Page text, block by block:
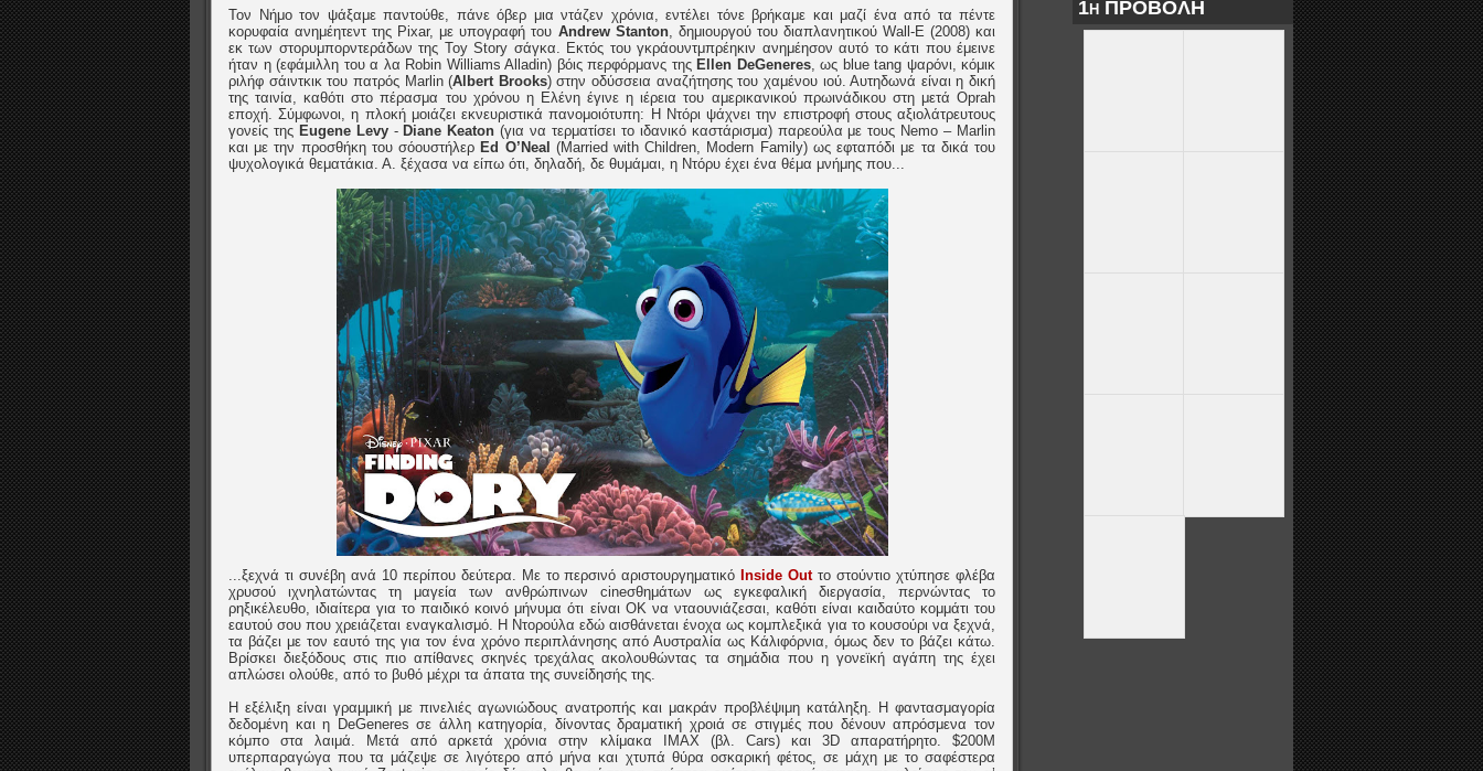
Τον Νήμο τον ψάξαμε παντούθε, πάνε όβερ μια ντάζεν χρόνια, εντέλει τόνε βρήκαμε και μαζί ένα από τα πέντε
κορυφαία ανημέητεντ της Pixar, με υπογραφή του Andrew Stanton, δημιουργού του διαπλανητικού Wall-E (2008) και
εκ των στορυμπορντεράδων της Toy Story σάγκα. Εκτός του γκράουντμπρέηκιν ανημέησον αυτό το κάτι που έμεινε
ήταν η (εφάμιλλη του α λα Robin Williams Alladin) βόις περφόρμανς της Ellen DeGeneres, ως blue tang ψαρόνι, κόμικ
ριλήφ σάιντκικ του πατρός Marlin (Albert Brooks) στην οδύσσεια αναζήτησης του χαμένου ιού. Αυτηδωνά είναι η δική
της ταινία, καθότι στο πέρασμα του χρόνου η Ελένη έγινε η ιέρεια του αμερικανικού πρωινάδικου στη μετά Oprah
εποχή. Σύμφωνοι, η πλοκή μοιάζει εκνευριστικά πανομοιότυπη: H Ντόρι ψάχνει την επιστροφή στους αξιολάτρευτους
γονείς της Eugene Levy- Diane Keaton (για να τερματίσει το ιδανικό καστάρισμα) παρεούλα με τους Nemo – Marlin
και με την προσθήκη του σόουστήλερ Ed O’Neal (Married with Children, Modern Family) ως εφταπόδι με τα δικά του
ψυχολογικά θεματάκια. Α. ξέχασα να είπω ότι, δηλαδή, δε θυμάμαι, η Ντόρυ έχει ένα θέμα μνήμης που...
...ξεχνά τι συνέβη ανά 10 περίπου δεύτερα. Με το περσινό αριστουργηματικό Inside Outτο στούντιο χτύπησε φλέβα
χρυσού ιχνηλατώντας τη μαγεία των ανθρώπινων cineσθημάτων ως εγκεφαλική διεργασία, περνώντας το
ρηξικέλευθο, ιδιαίτερα για το παιδικό κοινό μήνυμα ότι είναι ΟΚ να νταουνιάζεσαι, καθότι είναι καιδαύτο κομμάτι του
εαυτού σου που χρειάζεται εναγκαλισμό. Η Ντορούλα εδώ αισθάνεται ένοχα ως κομπλεξικά για το κουσούρι να ξεχνά,
τα βάζει με τον εαυτό της για τον ένα χρόνο περιπλάνησης από Αυστραλία ως Κάλιφόρνια, όμως δεν το βάζει κάτω.
Βρίσκει διεξόδους στις πιο απίθανες σκηνές τρεχάλας ακολουθώντας τα σημάδια που η γονεϊκή αγάπη της έχει
απλώσει ολούθε, από το βυθό μέχρι τα άπατα της συνείδησής της.
Η εξέλιξη είναι γραμμική με πινελιές αγωνιώδους ανατροπής και μακράν προβλέψιμη κατάληξη. Η φαντασμαγορία
δεδομένη και η DeGeneres σε άλλη κατηγορία, δίνοντας δραματική χροιά σε στιγμές που δένουν απρόσμενα τον
κόμπο στα λαιμά. Μετά από αρκετά χρόνια στην κλίμακα IMAX (βλ. Cars) και 3D απαρατήρητο. $200Μ
υπερπαραγώγα που τα μάζεψε σε λιγότερο από μήνα και χτυπά θύρα οσκαρική φέτος, σε μάχη με το σαφέστερα
1η ΠΡΟΒΟΛΗ